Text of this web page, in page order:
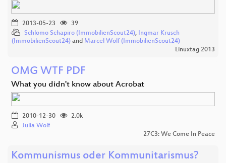
2013-05-23
39
Schlomo Schapiro (ImmobilienScout24), Ingmar Krusch
(ImmobilienScout24) and Marcel Wolf (ImmobilienScout24)
Linuxtag 2013
OMG WTF PDF
What you didn't know about Acrobat
2010-12-30
2.0k
Julia Wolf
27C3: We Come In Peace
Kommunismus oder Kommunitarismus?